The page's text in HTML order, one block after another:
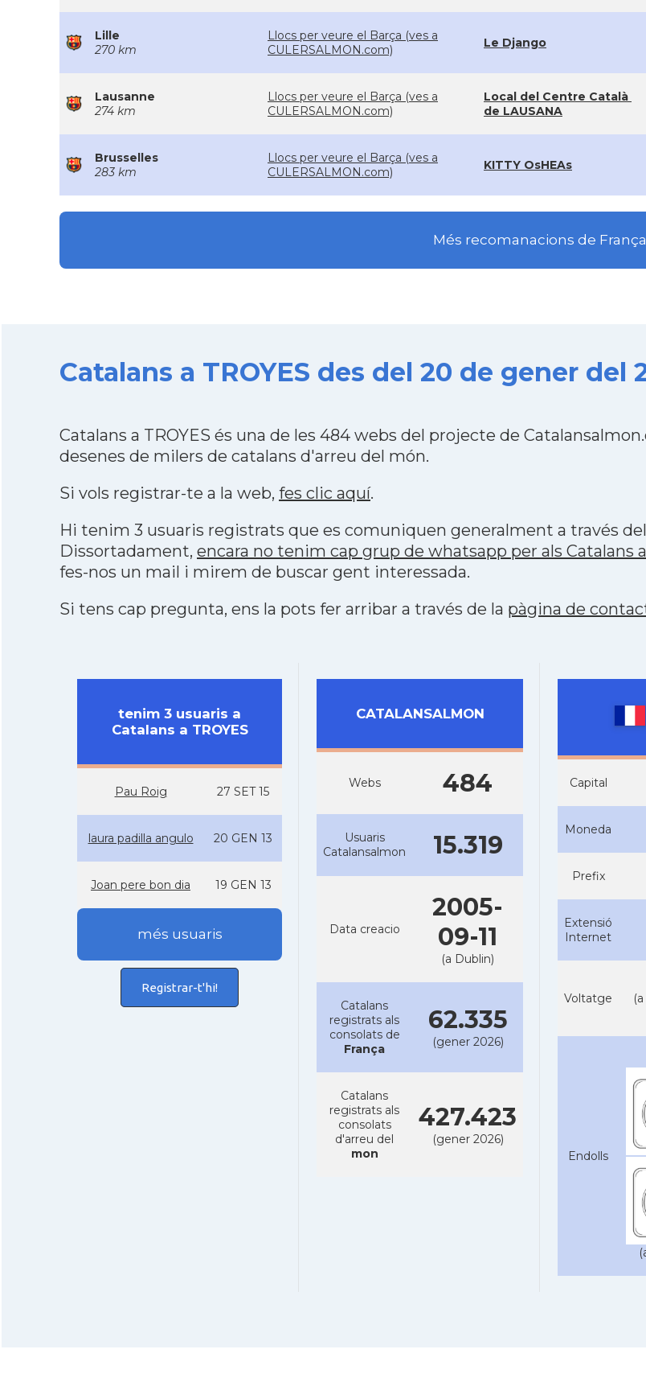
Lille
270 km
Llocs per veure el Barça (ves a
CULERSALMON.com)
Le Django
Lausanne
274 km
Llocs per veure el Barça (ves a
CULERSALMON.com)
Local del Centre Català
de LAUSANA
Brusselles
283 km
Llocs per veure el Barça (ves a
CULERSALMON.com)
KITTY OsHEAs
Més recomanacions de França
Catalans a TROYES des del 20 de gener del
Catalans a TROYES és una de les 484 webs del projecte de
desenes de milers de catalans d'arreu del món.
Si vols registrar-te a la web, fes clic aquí.
Hi tenim 3 usuaris registrats que es comuniquen generalment a través del
Dissortadament, encara no tenim cap grup de whatsapp per als Catalans a
fes-nos un mail i mirem de buscar gent interessada.
Si tens cap pregunta, ens la pots fer arribar a través de la pàgina de
tenim 3 usuaris a
Catalans a TROYES
Pau Roig 27 SET 15
laura padilla angulo 20 GEN 13
Joan pere bon dia 19 GEN 13
més usuaris
Registrar-t'hi!
CATALANSALMON
Webs 484
Usuaris
Catalansalmon
15.319
Data creacio
2005-
09-11
(a Dublin)
Catalans
registrats als
consolats de
França
62.335
(gener 2026)
Catalans
registrats als
consolats
d'arreu del
mon
427.423
(gener 2026)
Capital
Moneda
Prefix
Extensió
Internet
Voltatge
Endolls